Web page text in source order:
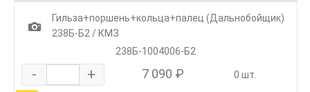
1
Гильза+поршень+кольца+палец (Дальнобойщик)
238Б-Б2 / КМЗ
238Б-1004006-Б2
- + 7 090 ₽ 0 шт.